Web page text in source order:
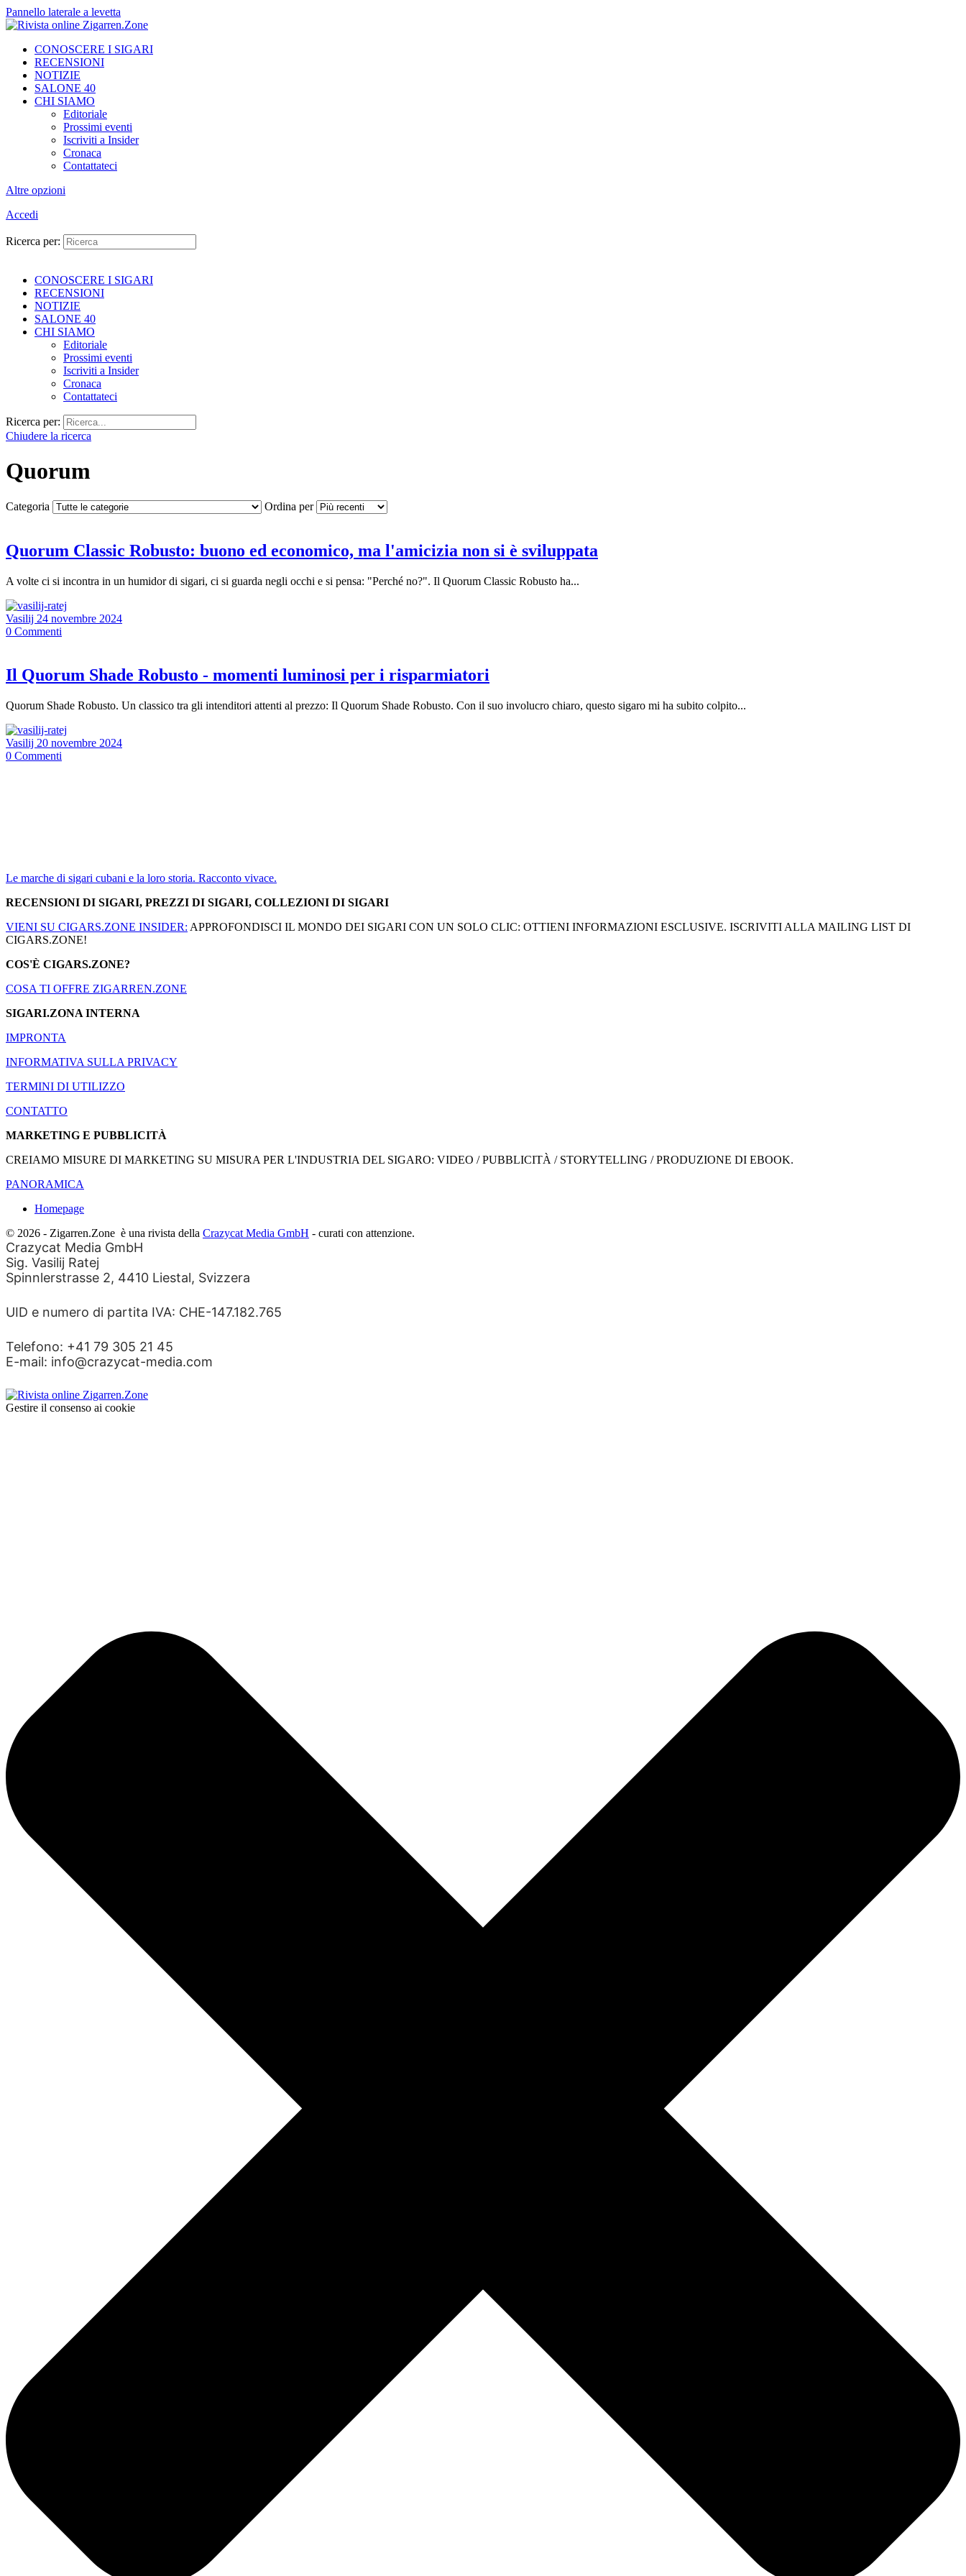
Pannello laterale a levetta
CONOSCERE I SIGARI
RECENSIONI
NOTIZIE
SALONE 40
CHI SIAMO
Editoriale
Prossimi eventi
Iscriviti a Insider
Cronaca
Contattateci
Altre opzioni
Accedi
Ricerca per:
CONOSCERE I SIGARI
RECENSIONI
NOTIZIE
SALONE 40
CHI SIAMO
Editoriale
Prossimi eventi
Iscriviti a Insider
Cronaca
Contattateci
Ricerca per:
Chiudere la ricerca
Quorum
Categoria Ordina per
Quorum Classic Robusto: buono ed economico, ma l'amicizia non si è sviluppata
A volte ci si incontra in un humidor di sigari, ci si guarda negli occhi e si pensa: "Perché no?". Il Quorum Classic Robusto ha...
Vasilij 24 novembre 2024
0 Commenti
Il Quorum Shade Robusto - momenti luminosi per i risparmiatori
Quorum Shade Robusto. Un classico tra gli intenditori attenti al prezzo: Il Quorum Shade Robusto. Con il suo involucro chiaro, questo sigaro mi ha subito colpito...
Vasilij 20 novembre 2024
0 Commenti
Le marche di sigari cubani e la loro storia. Racconto vivace.
RECENSIONI DI SIGARI, PREZZI DI SIGARI, COLLEZIONI DI SIGARI
VIENI SU CIGARS.ZONE INSIDER: APPROFONDISCI IL MONDO DEI SIGARI CON UN SOLO CLIC: OTTIENI INFORMAZIONI ESCLUSIVE. ISCRIVITI ALLA MAILING LIST DI
CIGARS.ZONE!
COS'È CIGARS.ZONE?
COSA TI OFFRE ZIGARREN.ZONE
SIGARI.ZONA INTERNA
IMPRONTA
INFORMATIVA SULLA PRIVACY
TERMINI DI UTILIZZO
CONTATTO
MARKETING E PUBBLICITÀ
CREIAMO MISURE DI MARKETING SU MISURA PER L'INDUSTRIA DEL SIGARO: VIDEO / PUBBLICITÀ / STORYTELLING / PRODUZIONE DI EBOOK.
PANORAMICA
Homepage
© 2026 - Zigarren.Zone è una rivista della Crazycat Media GmbH - curati con attenzione.
Crazycat Media GmbH
Sig. Vasilij Ratej
Spinnlerstrasse 2, 4410 Liestal, Svizzera
UID e numero di partita IVA: CHE-147.182.765
Telefono: +41 79 305 21 45
E-mail: info@crazycat-media.com
Gestire il consenso ai cookie